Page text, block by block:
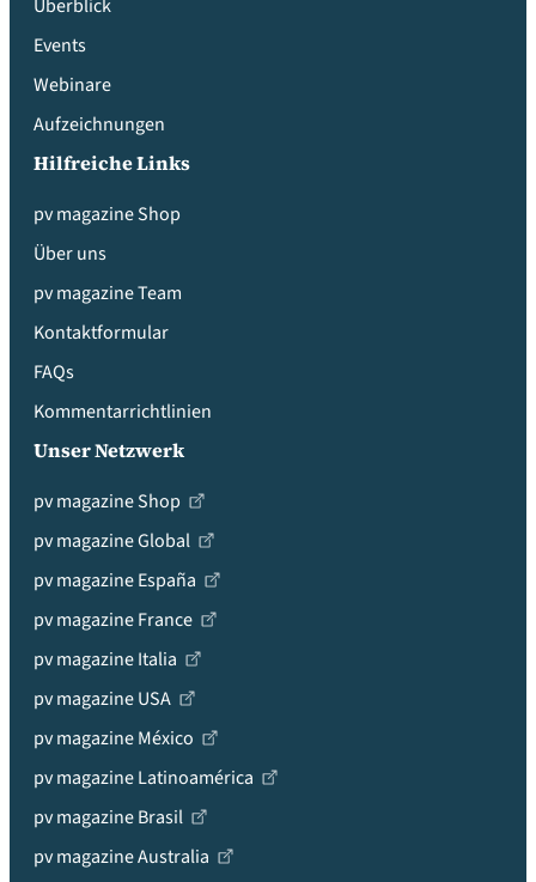
Überblick
Events
Webinare
Aufzeichnungen
Hilfreiche Links
pv magazine Shop
Über uns
pv magazine Team
Kontaktformular
FAQs
Kommentarrichtlinien
Unser Netzwerk
pv magazine Shop
pv magazine Global
pv magazine España
pv magazine France
pv magazine Italia
pv magazine USA
pv magazine México
pv magazine Latinoamérica
pv magazine Brasil
pv magazine Australia